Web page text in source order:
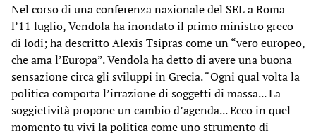
Nel corso di una conferenza nazionale del SEL a Roma
l’11 luglio, Vendola ha inondato il primo ministro greco
di lodi; ha descritto Alexis Tsipras come un “vero europeo,
che ama l’Europa”. Vendola ha detto di avere una buona
sensazione circa gli sviluppi in Grecia. “Ogni qual volta la
politica comporta l’irrazione di soggetti di massa... La
soggietività propone un cambio d’agenda... Ecco in quel
momento tu vivi la politica come uno strumento di